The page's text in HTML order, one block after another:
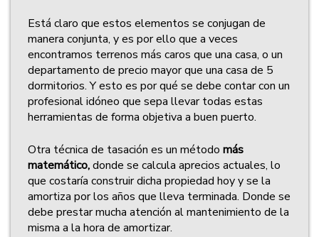
Está claro que estos elementos se conjugan de
manera conjunta, y es por ello que a veces
encontramos terrenos más caros que una casa, o un
departamento de precio mayor que una casa de 5
dormitorios. Y esto es por qué se debe contar con un
profesional idóneo que sepa llevar todas estas
herramientas de forma objetiva a buen puerto.
Otra técnica de tasación es un método más
matemático,donde se calcula aprecios actuales, lo
que costaría construir dicha propiedad hoy y se la
amortiza por los años que lleva terminada. Donde se
debe prestar mucha atención al mantenimiento de la
misma a la hora de amortizar.